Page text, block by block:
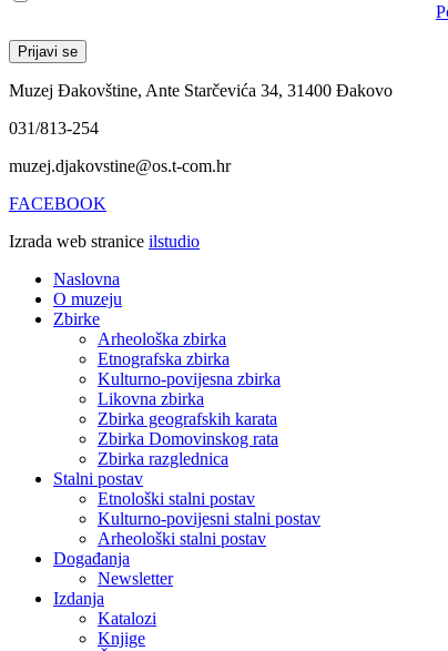
Muzej Đakovštine, Ante Starčevića 34, 31400 Đakovo
031/813-254
muzej.djakovstine@os.t-com.hr
FACEBOOK
Izrada web stranice ilstudio
Naslovna
O muzeju
Zbirke
Arheološka zbirka
Etnografska zbirka
Kulturno-povijesna zbirka
Likovna zbirka
Zbirka geografskih karata
Zbirka Domovinskog rata
Zbirka razglednica
Stalni postav
Etnološki stalni postav
Kulturno-povijesni stalni postav
Arheološki stalni postav
Događanja
Newsletter
Izdanja
Katalozi
Knjige